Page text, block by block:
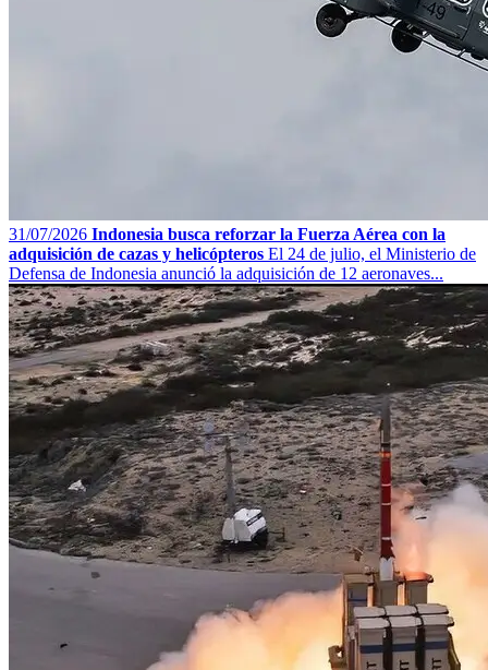
31/07/2026 Indonesia busca reforzar la Fuerza Aérea con la
adquisición de cazas y helicópteros El 24 de julio, el Ministerio de
Defensa de Indonesia anunció la adquisición de 12 aeronaves...